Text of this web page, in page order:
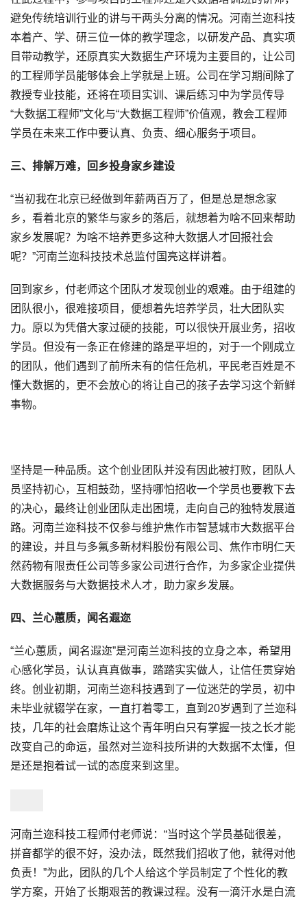
避免传统培训行业的讲与干两头分离的情况。河南兰迩科技
本着产、学、研三位一体的教学理念，以研发产品、真实项
目带动教学，还原真实大数据生产环境为主要目的，让公司
的工程师学员能够体会上学就是上班。公司在学习期间除了
教授专业技能，还将在项目实训、课后练习中为学员传导
“大数据工程师”文化与“大数据工程师”价值观，教会工程师
学员在未来工作中要认真、负责、细心服务于项目。
三、排解万难，回乡投身家乡建设
“当初我在北京已经做到年薪两百万了，但是总是想念家
乡，看着北京的繁华与家乡的落后，就想着为啥不回来帮助
家乡发展呢？为啥不培养更多这种大数据人才回报社会
呢？”河南兰迩科技技术总监付国亮这样讲着。
回到家乡，付老师这个团队才发现创业的艰难。由于组建的
团队很小，很难接项目，便想着先培养学员，壮大团队实
力。原以为凭借大家过硬的技能，可以很快开展业务，招收
学员。但没有一条正在修建的路是平坦的，对于一个刚成立
的团队，他们遇到了前所未有的信任危机，平民老百姓是不
懂大数据的，更不会放心的将让自己的孩子去学习这个新鲜
事物。
坚持是一种品质。这个创业团队并没有因此被打败，团队人
员坚持初心，互相鼓劲，坚持哪怕招收一个学员也要教下去
的决心，最终让创业团队走出困境，走向自己的独特发展道
路。河南兰迩科技不仅参与维护焦作市智慧城市大数据平台
的建设，并且与多氟多新材料股份有限公司、焦作市明仁天
然药物有限责任公司等多家公司进行合作，为多家企业提供
大数据服务与大数据技术人才，助力家乡发展。
四、兰心蕙质，闻名遐迩
“兰心蕙质，闻名遐迩”是河南兰迩科技的立身之本，希望用
心感化学员，认认真真做事，踏踏实实做人，让信任贯穿始
终。创业初期，河南兰迩科技遇到了一位迷茫的学员，初中
未毕业就辍学在家，一直打着零工，直到20岁遇到了兰迩科
技，几年的社会磨炼让这个青年明白只有掌握一技之长才能
改变自己的命运，虽然对兰迩科技所讲的大数据不太懂，但
是还是抱着试一试的态度来到这里。
河南兰迩科技工程师付老师说：“当时这个学员基础很差，
拼音都学的很不好，没办法，既然我们招收了他，就得对他
负责！”为此，团队的几个人给这个学员制定了个性化的教
学方案，开始了长期艰苦的教课过程。没有一滴汗水是白流